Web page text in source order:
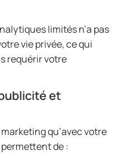
limités n’a pas
vie privée, ce qui
requérir votre
et
qu’avec votre
de :